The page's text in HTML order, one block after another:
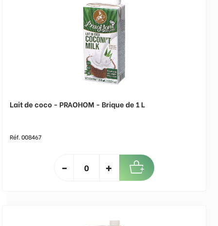
Lait de coco - PRAOHOM - Brique de 1 L
Réf. 008467